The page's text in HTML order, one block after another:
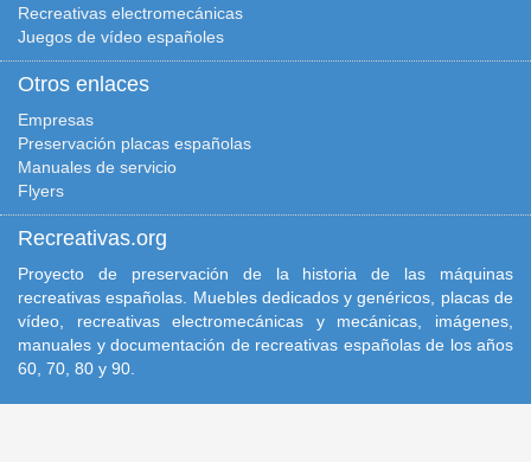
Recreativas electromecánicas
Juegos de vídeo españoles
Otros enlaces
Empresas
Preservación placas españolas
Manuales de servicio
Flyers
Recreativas.org
Proyecto de preservación de la historia de las máquinas
recreativas españolas. Muebles dedicados y genéricos, placas de
vídeo, recreativas electromecánicas y mecánicas, imágenes,
manuales y documentación de recreativas españolas de los años
60, 70, 80 y 90.